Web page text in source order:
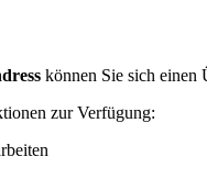
können Sie sich einen
zur Verfügung: